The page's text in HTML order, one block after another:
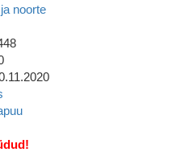
noorte